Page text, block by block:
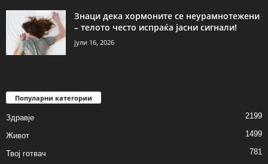
Знаци дека хормоните се неурамнотежени
– телото често испраќа јасни сигнали!
јули 16, 2026
Популарни категории
Здравје 2199
Живот 1499
Твој готвач 781